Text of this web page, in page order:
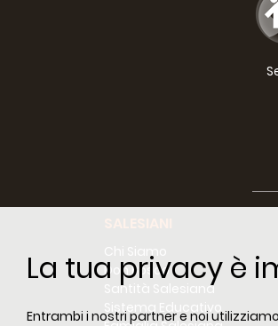
La tua privacy è
Entrambi i nostri partner e noi
Chi Siamo
Don Bosco
Santità Salesiana
Sistema Educativo